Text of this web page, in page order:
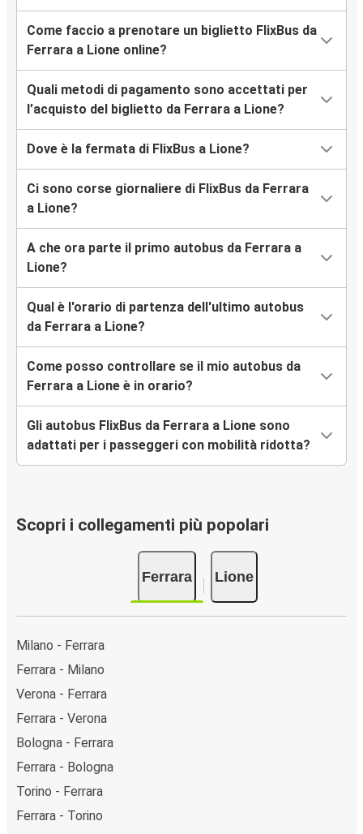
Come faccio a prenotare un biglietto FlixBus da
Ferrara a Lione online?
Quali metodi di pagamento sono accettati per
l’acquisto del biglietto da Ferrara a Lione?
Dove è la fermata di FlixBus a Lione?
Ci sono corse giornaliere di FlixBus da Ferrara
a Lione?
A che ora parte il primo autobus da Ferrara a
Lione?
Qual è l'orario di partenza dell'ultimo autobus
da Ferrara a Lione?
Come posso controllare se il mio autobus da
Ferrara a Lione è in orario?
Gli autobus FlixBus da Ferrara a Lione sono
adattati per i passeggeri con mobilità ridotta?
Scopri i collegamenti più popolari
Ferrara Lione
Milano - Ferrara
Ferrara - Milano
Verona - Ferrara
Ferrara - Verona
Bologna - Ferrara
Ferrara - Bologna
Torino - Ferrara
Ferrara - Torino